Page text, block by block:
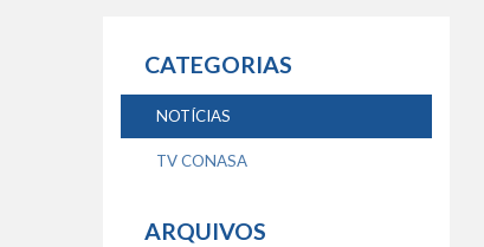
CATEGORIAS
NOTÍCIAS
TV CONASA
ARQUIVOS